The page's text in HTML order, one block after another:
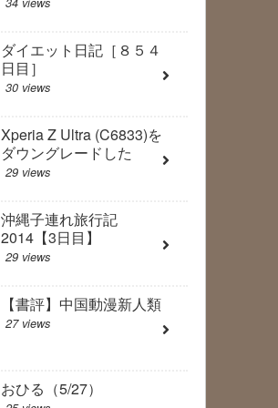
ダイエット日記［８５４
日目］
30 views
Xperia Z Ultra (C6833)を
ダウングレードした
29 views
沖縄子連れ旅行記
2014【3日目】
29 views
【書評】中国動漫新人類
27 views
おひる（5/27）